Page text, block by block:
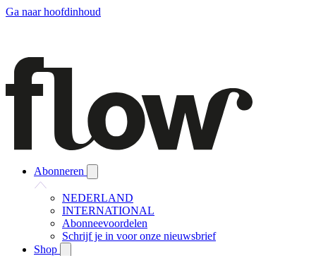
Ga naar hoofdinhoud
Abonneren
NEDERLAND
INTERNATIONAL
Abonneevoordelen
Schrijf je in voor onze nieuwsbrief
Shop